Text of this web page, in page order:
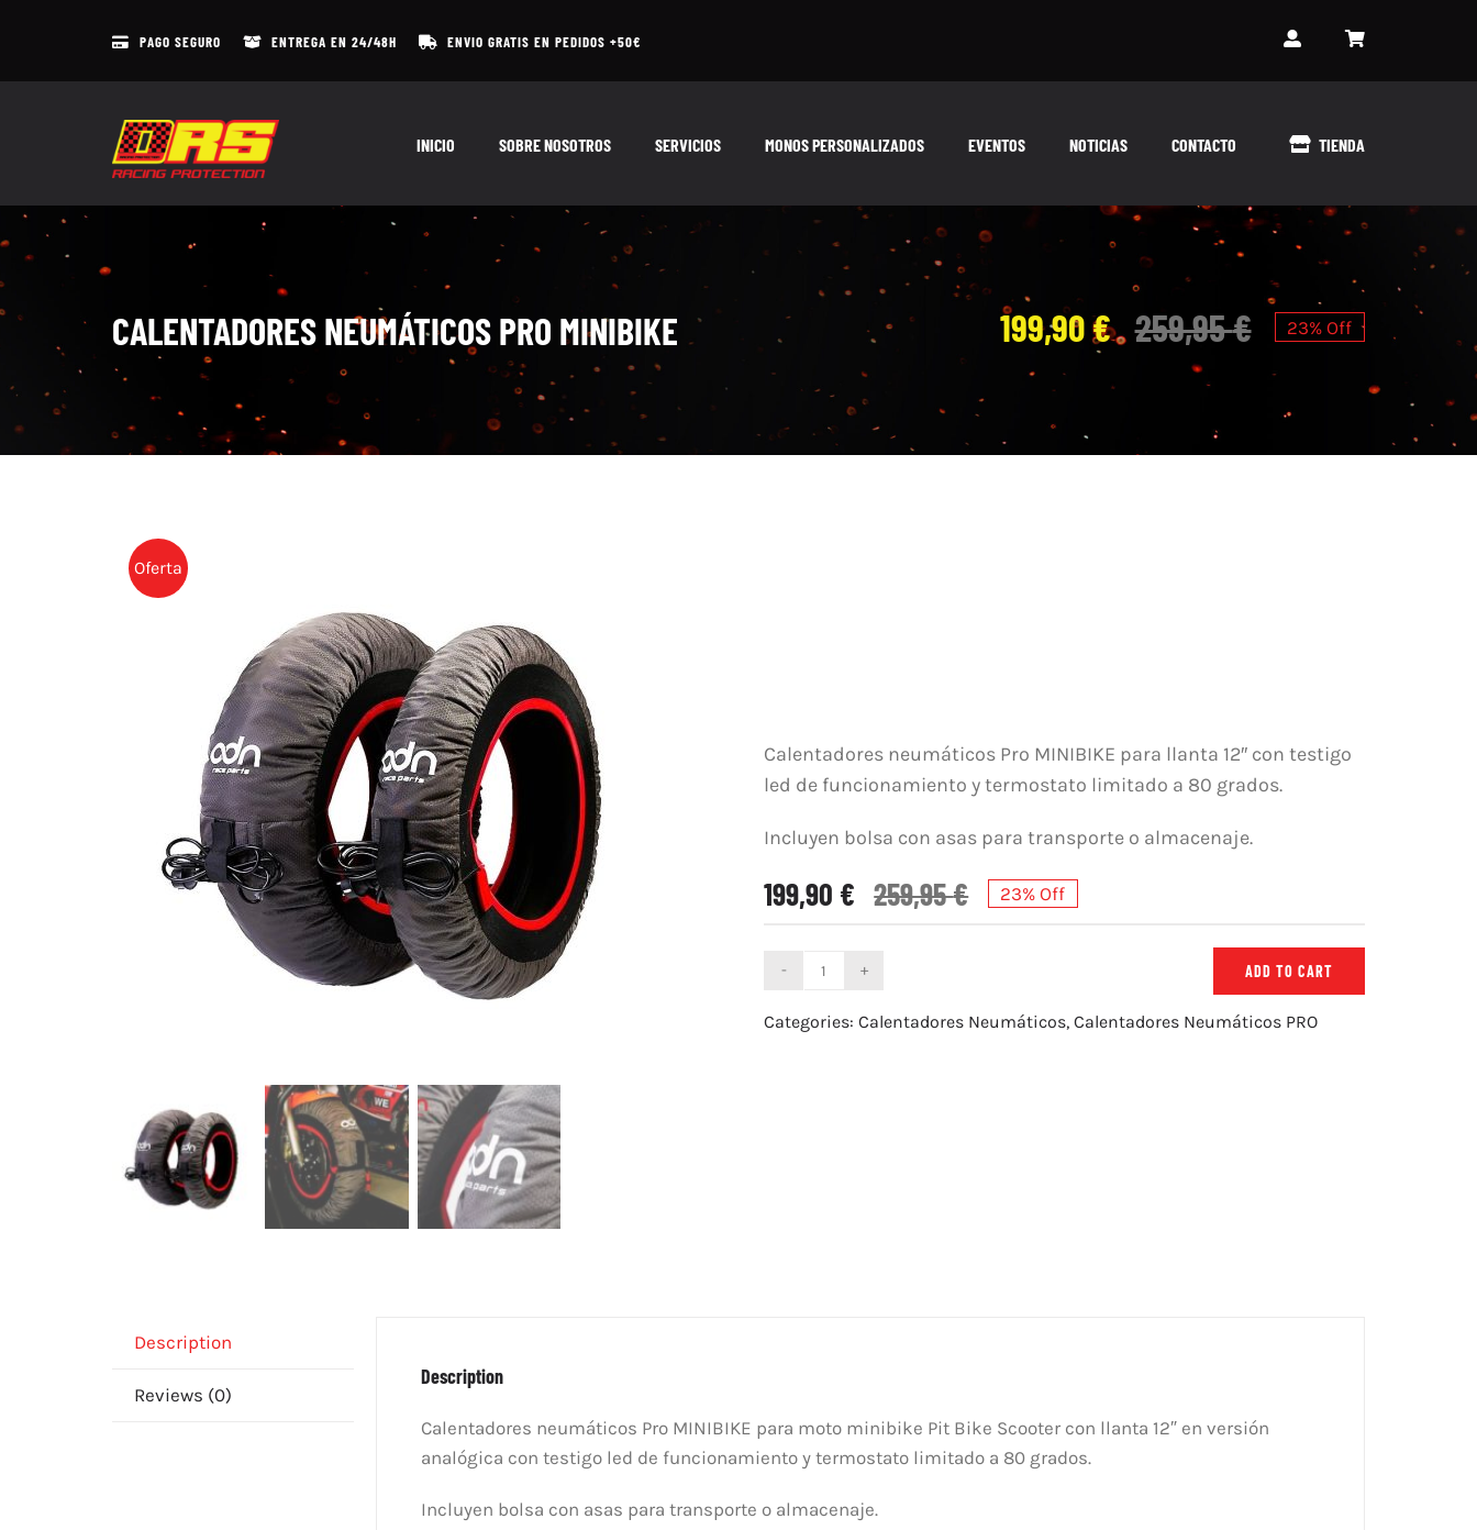
PAGO SEGURO ENTREGA EN 24/48H ENVIO GRATIS EN PEDIDOS +50€
INICIO SOBRE NOSOTROS SERVICIOS MONOS PERSONALIZADOS EVENTOS NOTICIAS CONTACTO TIENDA
CALENTADORES NEUMÁTICOS PRO MINIBIKE 259,95€
199,90€ 23% Off
Oferta
Calentadores neumáticos Pro MINIBIKE para llanta 12″ con testigo
led de funcionamiento y termostato limitado a 80 grados.
Incluyen bolsa con asas para transporte o almacenaje.
259,95€
199,90 € 23% Off
Calentadores
Neumáticos
ADD TO CART
Categories: Calentadores Neumáticos, Calentadores Neumáticos PRO
Description
Reviews (0)
Description
Calentadores neumáticos Pro MINIBIKE para moto minibike Pit Bike Scooter con llanta 12″ en versión
analógica con testigo led de funcionamiento y termostato limitado a 80 grados.
Incluyen bolsa con asas para transporte o almacenaje.